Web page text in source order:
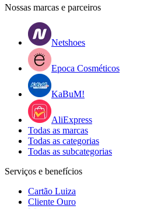
Nossas marcas e parceiros
Netshoes
Epoca Cosméticos
KaBuM!
AliExpress
Todas as marcas
Todas as categorias
Todas as subcategorias
Serviços e benefícios
Cartão Luiza
Cliente Ouro